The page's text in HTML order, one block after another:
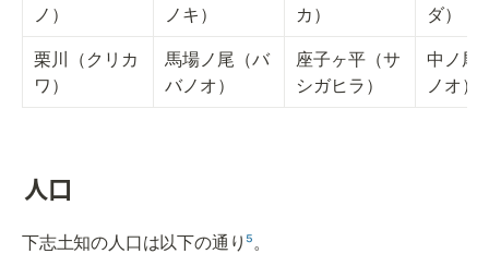
ノ）
ノキ）
カ）
ダ）
栗川（クリカ
ワ）
馬場ノ尾（バ
バノオ）
座子ヶ平（サ
シガヒラ）
中ノ尾
ノオ）
人口
下志土知の人口は以下の通り⁵。